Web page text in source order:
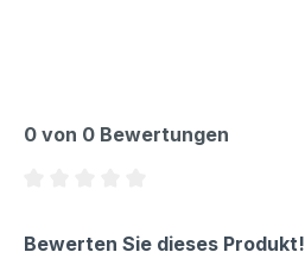
0 von 0 Bewertungen
Bewerten Sie dieses Produkt!